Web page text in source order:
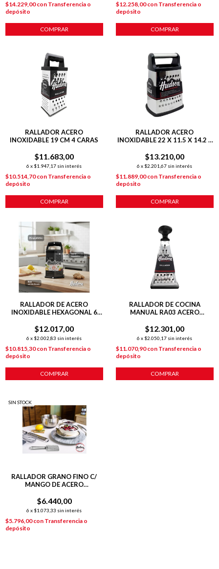
$14.229,00con Transferencia o
depósito
COMPRAR
$12.258,00con Transferencia o
depósito
COMPRAR
RALLADOR ACERO
INOXIDABLE 19 CM 4 CARAS
$11.683,00
6 x $1.947,17 sin interés
$10.514,70con Transferencia o
depósito
COMPRAR
RALLADOR ACERO
INOXIDABLE 22 X 11.5 X 14.2 4
$13.210,00
6 x $2.201,67 sin interés
$11.889,00con Transferencia o
depósito
COMPRAR
RALLADOR DE ACERO
INOXIDABLE HEXAGONAL 6
$12.017,00
6 x $2.002,83 sin interés
$10.815,30con Transferencia o
depósito
COMPRAR
RALLADOR DE COCINA
MANUAL RA03 ACERO
$12.301,00
6 x $2.050,17 sin interés
$11.070,90con Transferencia o
depósito
COMPRAR
SIN STOCK
RALLADOR GRANO FINO C/
MANGO DE ACERO
$6.440,00
6 x $1.073,33 sin interés
$5.796,00con Transferencia o
depósito